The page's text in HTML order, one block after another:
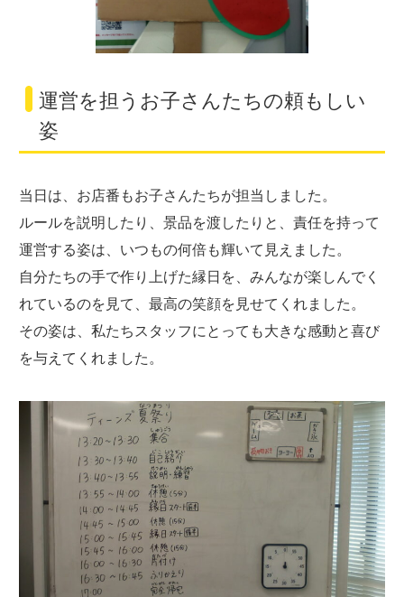
運営を担うお子さんたちの頼もしい
姿
当日は、お店番もお子さんたちが担当しました。
ルールを説明したり、景品を渡したりと、責任を持って
運営する姿は、いつもの何倍も輝いて見えました。
自分たちの手で作り上げた縁日を、みんなが楽しんでく
れているのを見て、最高の笑顔を見せてくれました。
その姿は、私たちスタッフにとっても大きな感動と喜び
を与えてくれました。